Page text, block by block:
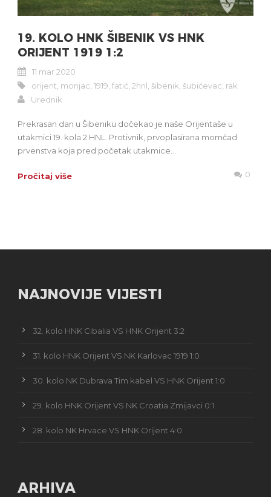
19. KOLO HNK ŠIBENIK VS HNK
ORIJENT 1919 1:2
11 mar 2020
orijent monjac 1919 fatić 2hnl šibenik šubićevac rak
Urednik
Prekrasan dan u Šibeniku dočekao je naše Orijentaše u
utakmici 19. kola 2 HNL. Protivnik, prvoplasirana momčad
prvenstva koja pred početak utakmice...
Pročitaj više 0
NAJNOVIJE VIJESTI
32. kolo HNK Cibalia VS HNK Orijent 3:2
31. kolo HNK Orijent VS NK Karlovac 1919 1:0
30. kolo NK Dubrava Tim kabel VS HNK Orijent 1:0
29. kolo HNK Orijent VS NK Croatia Zmijavci 0:1
28. kolo NK Hrvace VS HNK Orijent 4:0
ARHIVA